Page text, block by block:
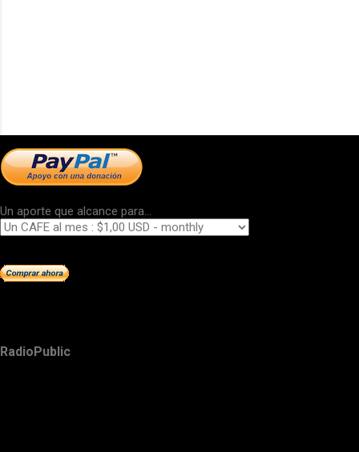
Un aporte que alcance para...
RadioPublic